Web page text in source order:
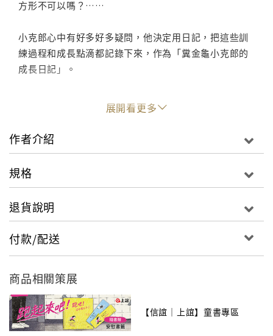
方形不可以嗎？……
小克郎心中有好多好多疑問，他決定用日記，把這些訓
練過程和成長點滴都記錄下來，作為「糞金龜小克郎的
成長日記」。
交織汗水、淚水與笑聲的求學日記
糞金龜的世界，對孩子來說充滿了神秘與好奇，作者以
日記體的形式，將糞金龜獨特的倒立滾糞球，倚賴糞便
一一幽默逗趣的描繪下來，帶孩子認識糞金龜之餘，也
重要的存在意義。
習充滿了熱忱，在種種的挑戰下，不畏辛苦，表現出不
服輸的毅力與自信。這是一本挑戰自我、邁向成長之路
的日記，也是在笑聲中，孩子看見自我變得越來越棒、
【好好讀小學堂】
展開看更多
作者介紹
規格
退貨說明
付款/配送
商品相關策展
【信誼｜上誼】童書專區